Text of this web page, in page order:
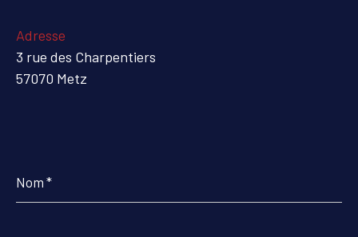
Adresse
3 rue des Charpentiers
57070 Metz
*